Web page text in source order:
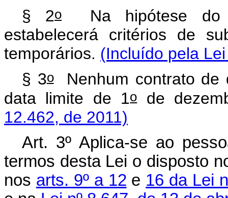
§ 2oNa hipótese
estabelecerá critérios de
temporários. (Incluído pela
§ 3oNenhum contrato de
data limite de 1ode
12.462, de 2011)
Art. 3º Aplica-se ao
termos desta Lei o disposto
nos arts. 9º a 12 e 16 da Lei